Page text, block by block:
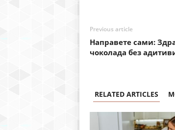
Previous article
Направете сами:
чоколада без
RELATED ARTICLES